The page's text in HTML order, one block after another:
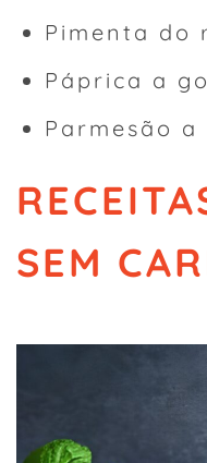
Pimenta do
Páprica a
Parmesão a
SEM